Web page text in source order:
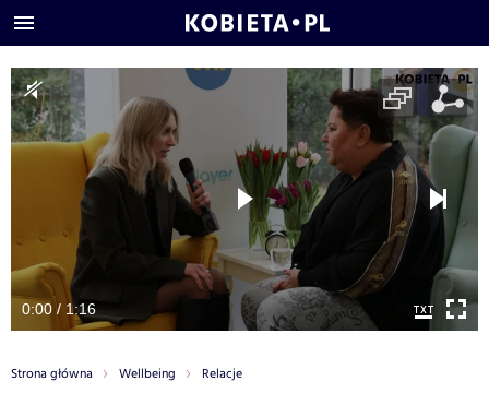
0:00 / 1:16
Strona główna Wellbeing Relacje